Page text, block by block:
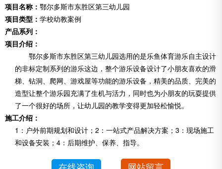
项目名称： 鄂尔多斯市东胜区第三幼儿园
项目类型： 学校幼教案例
产品系列：
项目介绍：
鄂尔多斯市东胜区第三幼儿园选用的是乐鱼体育游乐自主设计
的非标定制系列的游乐这边，整个游乐设备设计了小朋友喜欢的滑
梯、钻洞、爬网、游戏屋等功能的游乐设备，精美的品质、完美的
造型让整个游乐园充满了生机与活力，同时也为小朋友的玩耍提供
了一个很好的场所，让幼儿园的教学变得更加轻松愉悦。
施工介绍：
1：户外前期规划和设计；2：一站式产品解决方案；3：现场施工
和设备安装；4：后期维护、保养、指导。